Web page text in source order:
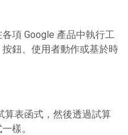
項 Google 產品中執行工
鈕、使用者動作或基於時
算表函式，然後透過試算
樣。